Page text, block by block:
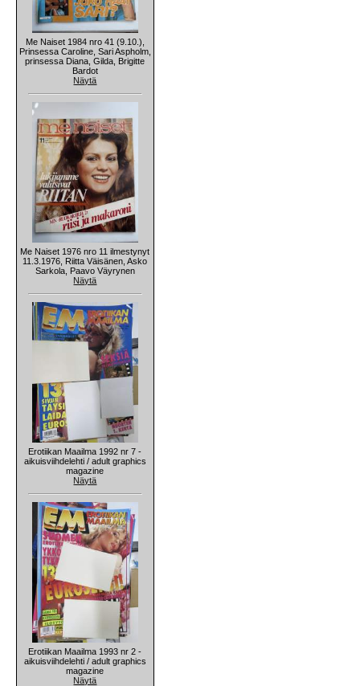
Me Naiset 1984 nro 41 (9.10.),
Prinsessa Caroline, Sari Aspholm,
prinsessa Diana, Gilda, Brigitte
Bardot
Näytä
Me Naiset 1976 nro 11 ilmestynyt
11.3.1976, Riitta Väisänen, Asko
Sarkola, Paavo Väyrynen
Näytä
Erotiikan Maailma 1992 nr 7 -
aikuisviihdelehti / adult graphics
magazine
Näytä
Erotiikan Maailma 1993 nr 2 -
aikuisviihdelehti / adult graphics
magazine
Näytä